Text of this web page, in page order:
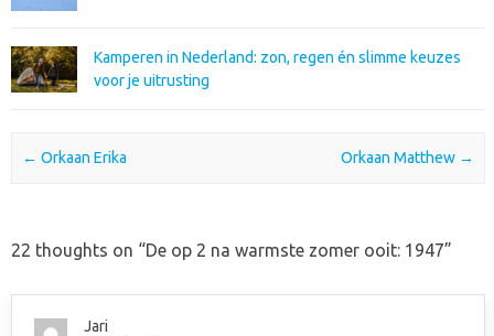
Kamperen in Nederland: zon, regen én slimme keuzes
voor je uitrusting
Post navigation
← Orkaan Erika Orkaan Matthew →
22 thoughts on “De op 2 na warmste zomer ooit: 1947”
Jari